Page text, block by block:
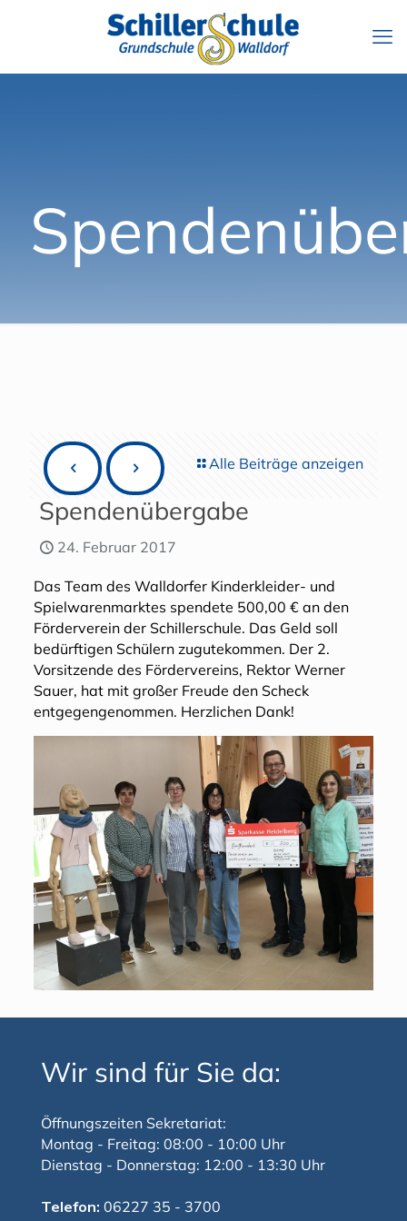
Alle Beiträge anzeigen
Spendenübergabe
24. Februar 2017
Das Team des Walldorfer Kinderkleider- und
Spielwarenmarktes spendete 500,00 € an den
Förderverein der Schillerschule. Das Geld soll
bedürftigen Schülern zugutekommen. Der 2.
Vorsitzende des Fördervereins, Rektor Werner
Sauer, hat mit großer Freude den Scheck
entgegengenommen. Herzlichen Dank!
Wir sind für Sie da:
Öffnungszeiten Sekretariat:
Montag - Freitag: 08:00 - 10:00 Uhr
Dienstag - Donnerstag: 12:00 - 13:30 Uhr
Telefon: 06227 35 - 3700